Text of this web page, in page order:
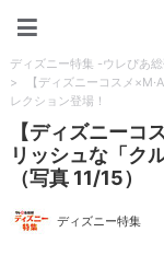
ディズニー特集 -ウレぴあ
>
【ディズニーコスメ
レクション登場！
【ディズニーコ
リッシュな「ク
（写真 11/15）
ディズニー特集